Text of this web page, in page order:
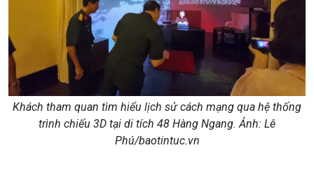
Khách tham quan tìm hiểu lịch sử cách mạng qua hệ thống
trình chiếu 3D tại di tích 48 Hàng Ngang. Ảnh: Lê
Phú/baotintuc.vn